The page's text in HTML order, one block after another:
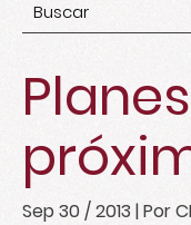
Buscar
Sep 30 / 2013 | Por